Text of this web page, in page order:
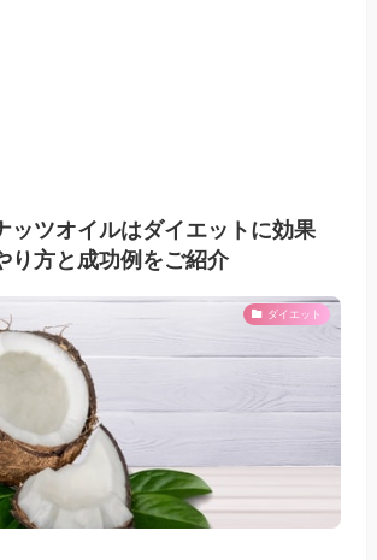
ッツオイルはダイエットに効果
り方と成功例をご紹介
ダイエット